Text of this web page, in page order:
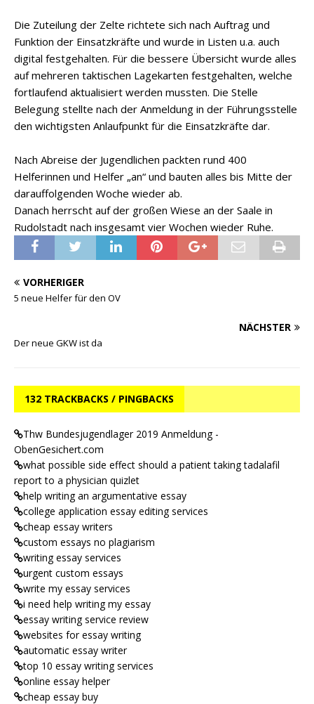
Die Zuteilung der Zelte richtete sich nach Auftrag und
Funktion der Einsatzkräfte und wurde in Listen u.a. auch
digital festgehalten. Für die bessere Übersicht wurde alles
auf mehreren taktischen Lagekarten festgehalten, welche
fortlaufend aktualisiert werden mussten. Die Stelle
Belegung stellte nach der Anmeldung in der Führungsstelle
den wichtigsten Anlaufpunkt für die Einsatzkräfte dar.
Nach Abreise der Jugendlichen packten rund 400
Helferinnen und Helfer „an“ und bauten alles bis Mitte der
darauffolgenden Woche wieder ab.
Danach herrscht auf der großen Wiese an der Saale in
Rudolstadt nach insgesamt vier Wochen wieder Ruhe.
VORHERIGER
5 neue Helfer für den OV
NÄCHSTER
Der neue GKW ist da
132 TRACKBACKS / PINGBACKS
Thw Bundesjugendlager 2019 Anmeldung -
ObenGesichert.com
what possible side effect should a patient taking tadalafil
report to a physician quizlet
help writing an argumentative essay
college application essay editing services
cheap essay writers
custom essays no plagiarism
writing essay services
urgent custom essays
write my essay services
i need help writing my essay
essay writing service review
websites for essay writing
automatic essay writer
top 10 essay writing services
online essay helper
cheap essay buy